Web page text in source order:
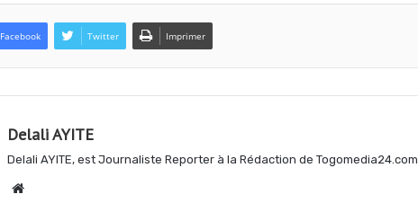
t
A
e
r
t
Facebook Twitter Imprimer
Delali AYITE
Delali AYITE, est Journaliste Reporter à la Rédaction de Togomedia24.com
Website